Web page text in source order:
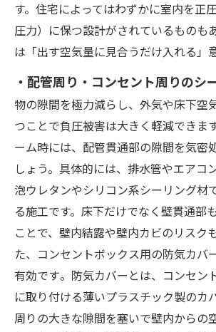
す。住宅によってはわずかに室内を正
圧力）に保つ設計がされているものも
は「出す空気量に見合うだけ入れる」
・配管周り・コンセント周りのシ
物の隙間を極力減らし、外気や床下空
つことで負圧被害は大きく軽減できま
ーム時には、配管貫通部の隙間を気密
しょう。具体的には、排水管やエアコ
泡ウレタンやシリコン系シーリング材
る施工です。床下だけでなく壁貫通部
ことで、壁内結露や壁内カビのリスク
た、コンセントボックス用の防気カバ
有効です​。防気カバーとは、コンセン
に取り付ける薄いプラスチック製のカ
周りの大きな隙間を塞いで壁内からの